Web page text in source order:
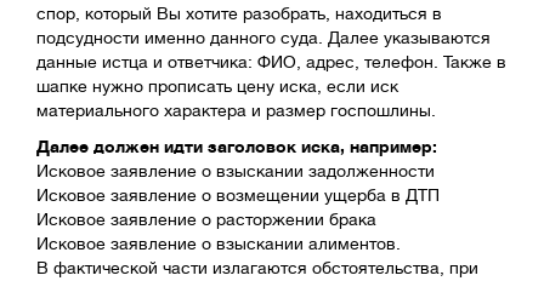
спор, который Вы хотите разобрать, находиться в
подсудности именно данного суда. Далее указываются
данные истца и ответчика: ФИО, адрес, телефон. Также в
шапке нужно прописать цену иска, если иск
материального характера и размер госпошлины.
Далее должен идти заголовок иска, например:
Исковое заявление о взыскании задолженности
Исковое заявление о возмещении ущерба в ДТП
Исковое заявление о расторжении брака
Исковое заявление о взыскании алиментов.
В фактической части излагаются обстоятельства, при